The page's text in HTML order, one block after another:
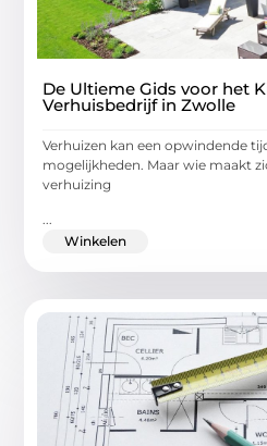
De Ultieme Gids voor het
Verhuisbedrijf in Zwolle
Verhuizen kan een opwindende
mogelijkheden. Maar wie maakt
verhuizing
...
Winkelen